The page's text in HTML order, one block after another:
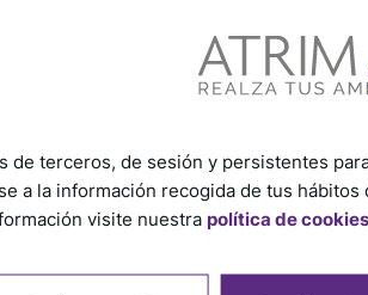
de terceros, de sesión y persistentes
a la información recogida de tus
visite nuestra política de cookies